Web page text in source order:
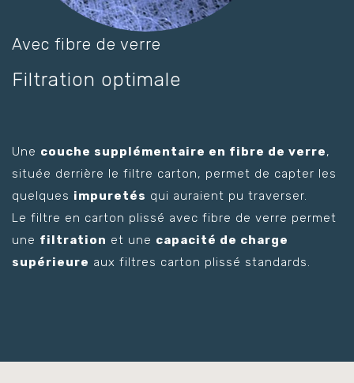
Avec fibre de verre
Filtration optimale
Une couche supplémentaire en fibre de verre,
située derrière le filtre carton, permet de capter les
quelques impuretés qui auraient pu traverser.
Le filtre en carton plissé avec fibre de verre permet
une filtration et une capacité de charge
supérieure aux filtres carton plissé standards.